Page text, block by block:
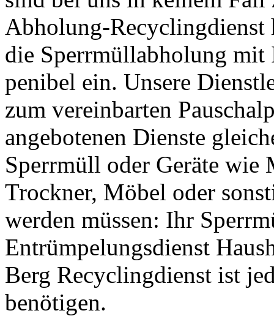
Abholung-Recyclingdienst
die Sperrmüllabholung mit
penibel ein. Unsere
zum vereinbarten
angebotenen Dienste
Sperrmüll oder Geräte wie
Trockner, Möbel oder
werden müssen: Ihr
Entrümpelungsdienst
Berg Recyclingdienst ist
benötigen.